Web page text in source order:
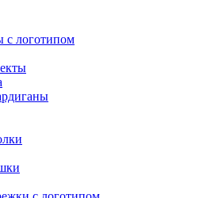
логотипом